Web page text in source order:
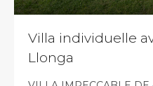
Villa individuelle
Llonga